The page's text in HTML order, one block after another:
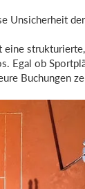
Unsicherheit
eine
Egal ob
Buchungen